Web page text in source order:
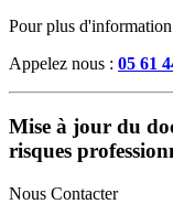
Pour plus
Appelez nous : 05 61
Mise à jour du
risques
Nous Contacter